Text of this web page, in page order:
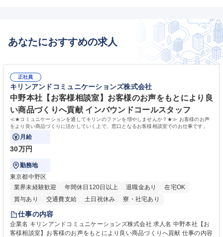
あなたにおすすめの求人
正社員
キリンアンドコミュニケーションズ株式会社
中野本社【お客様相談室】お客様のお声をもとにより良
い商品づくりへ貢献 インバウンドコールスタッフ
≪★コミュニケーションを通してキリンのファンを増やしませんか？★≫ お客様のお声
をより良い商品づくりに活かしていく上で、窓口となるお客様相談室でのお仕事です。
月給
30万円
勤務地
東京都中野区
業界未経験歓迎
年間休日120日以上 退職金あり
在宅OK
賞与あり
交通費支給 土日祝休み 寮・社宅あり
仕事の内容
企業名 キリンアンドコミュニケーションズ株式会社 求人名 中野本社【お
客様相談室】お客様のお声をもとにより良い商品づくりへ貢献 仕事の内容